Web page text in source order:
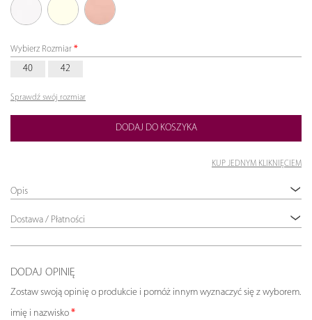
szampan
Wybierz Rozmiar
40 42
Sprawdź swój rozmiar
DODAJ DO KOSZYKA
KUP JEDNYM KLIKNIĘCIEM
Opis
Dostawa / Płatności
DODAJ OPINIĘ
Zostaw swoją opinię o produkcie i pomóż innym wyznaczyć się z wyborem.
imię i nazwisko